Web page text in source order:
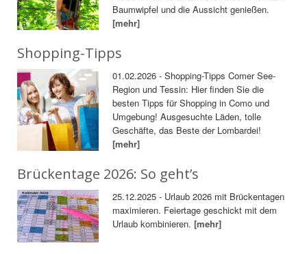
Baumwipfel und die Aussicht genießen.
[mehr]
Shopping-Tipps
01.02.2026 - Shopping-Tipps Comer See-
Region und Tessin: Hier finden Sie die
besten Tipps für Shopping in Como und
Umgebung! Ausgesuchte Läden, tolle
Geschäfte, das Beste der Lombardei!
[mehr]
Brückentage 2026: So geht’s
25.12.2025 - Urlaub 2026 mit Brückentagen
maximieren. Feiertage geschickt mit dem
Urlaub kombinieren.[mehr]